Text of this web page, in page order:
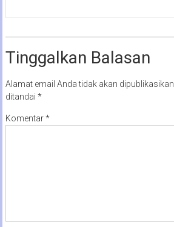
Tinggalkan Balasan
Alamat email Anda tidak akan dipublikasikan.
ditandai *
Komentar*